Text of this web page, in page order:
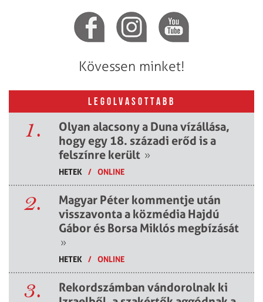
Kövessen minket!
LEGOLVASOTTABB
1.
Olyan alacsony a Duna vízállása,
hogy egy 18. századi erőd is a
felszínre került »
HETEK / ONLINE
2.
Magyar Péter kommentje után
visszavonta a közmédia Hajdú
Gábor és Borsa Miklós megbízását
»
HETEK / ONLINE
3.
Rekordszámban vándorolnak ki